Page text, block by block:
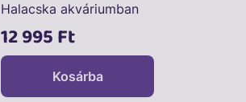
Halacska akváriumban
12 995 Ft
Kosárba